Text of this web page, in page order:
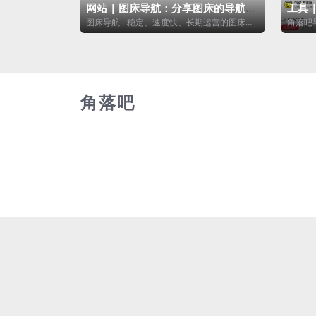
网站 | 图床导航：分享图床的导航网
站
图床导航 - 稳定、速度快、长期运营的图床推
荐。 写博客想用图床却担心图片丢失，...
工具
角落吧
费视频
角落吧